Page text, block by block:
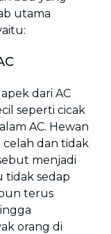
utama
dari AC
seperti cicak
AC. Hewan
dan tidak
menjadi
tidak sedap
terus
orang di